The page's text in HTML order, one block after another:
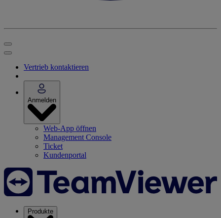
Vertrieb kontaktieren
Anmelden
Web-App öffnen
Management Console
Ticket
Kundenportal
Produkte